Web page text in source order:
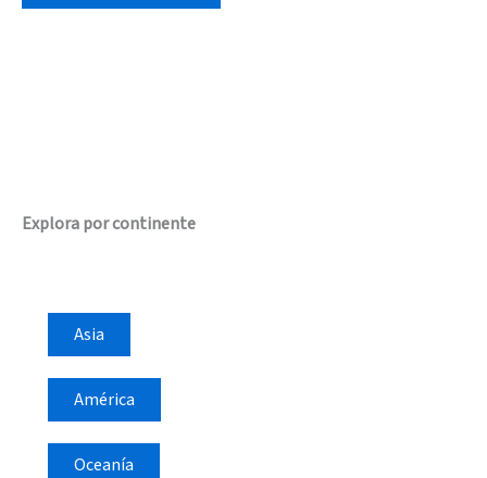
Explora por continente
Asia
América
Oceanía